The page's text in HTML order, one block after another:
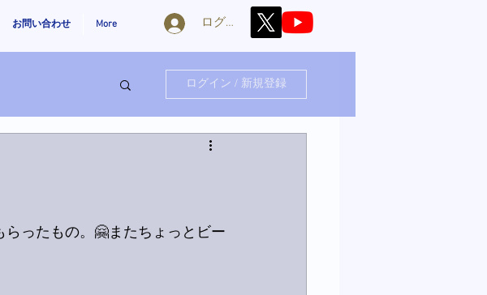
お問い合わせ More ログイン
ログイン / 新規登録
ったもの。🤗またちょっとビー